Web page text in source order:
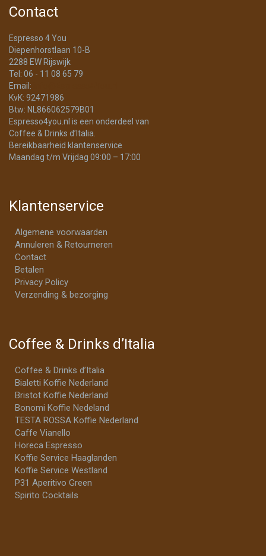
Contact
Espresso 4 You
Diepenhorstlaan 10-B
2288 EW Rijswijk
Tel: 06 - 11 08 65 79
Email:
KvK: 92471986
Btw: NL866062579B01
Espresso4you.nl is een onderdeel van
Coffee & Drinks d’Italia.
Bereikbaarheid klantenservice
Maandag t/m Vrijdag 09:00 – 17:00
Klantenservice
Algemene voorwaarden
Annuleren & Retourneren
Contact
Betalen
Privacy Policy
Verzending & bezorging
Coffee & Drinks d’Italia
Coffee & Drinks d’Italia
Bialetti Koffie Nederland
Bristot Koffie Nederland
Bonomi Koffie Nedeland
TESTA ROSSA Koffie Nederland
Caffe Vianello
Horeca Espresso
Koffie Service Haaglanden
Koffie Service Westland
P31 Aperitivo Green
Spirito Cocktails